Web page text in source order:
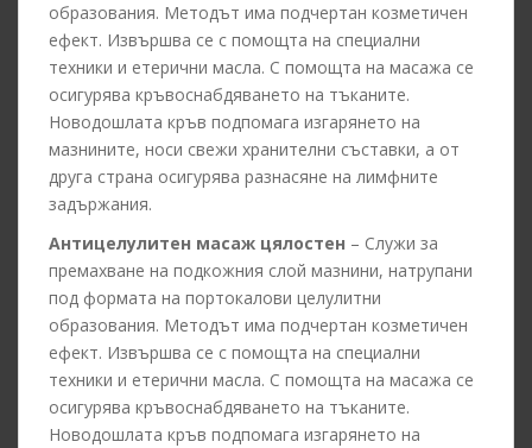
образования. Методът има подчертан козметичен
ефект. Извършва се с помощта на специални
техники и етерични масла. С помощта на масажа се
осигурява кръвоснабдяването на тъканите.
Новодошлата кръв подпомага изгарянето на
мазнините, носи свежи хранителни съставки, а от
друга страна осигурява разнасяне на лимфните
задържания.
Антицелулитен масаж цялостен – Служи за
премахване на подкожния слой мазнини, натрупани
под формата на портокалови целулитни
образования. Методът има подчертан козметичен
ефект. Извършва се с помощта на специални
техники и етерични масла. С помощта на масажа се
осигурява кръвоснабдяването на тъканите.
Новодошлата кръв подпомага изгарянето на